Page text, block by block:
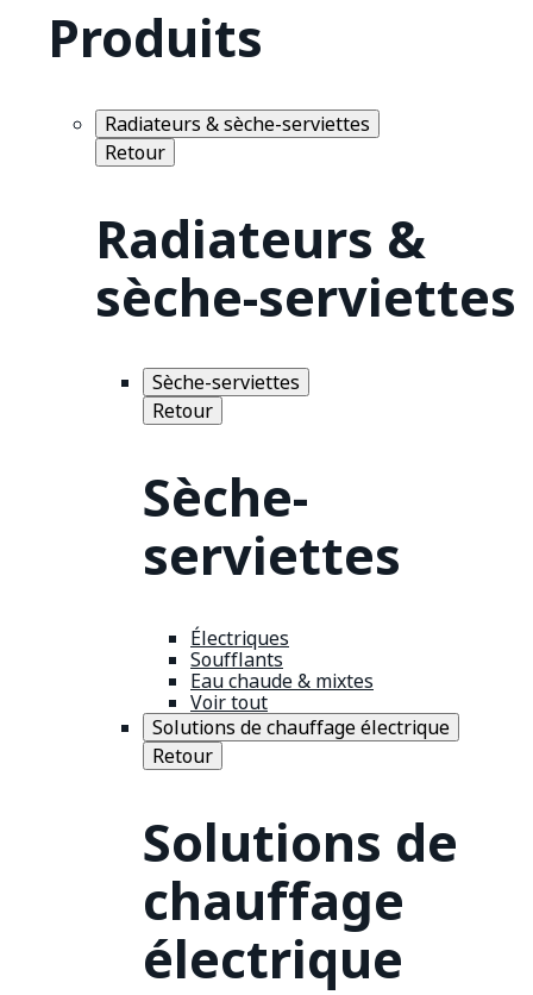
Produits
Radiateurs & sèche-serviettes
Retour
Radiateurs &
sèche-serviettes
Sèche-serviettes
Retour
Sèche-
serviettes
Électriques
Soufflants
Eau chaude & mixtes
Voir tout
Solutions de chauffage électrique
Retour
Solutions de
chauffage
électrique